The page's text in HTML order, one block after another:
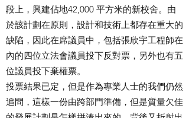
段上，興建佔地42,000 平方米的新校舍。由
於該計劃在原則，設計和技術上都存在重大的
缺陷，因此在席議員中，包括張欣宇工程師在
內的四位立法會議員投下反對票，另外也有五
位議員投下棄權票。
投票結果已定，但是作為專業人士的我們仍然
追問，這樣一份由跨部門準備，但是質量欠佳